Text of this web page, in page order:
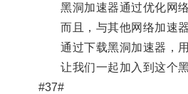
黑洞加速器通过优化网络
而且，与其他网络加速器
通过下载黑洞加速器，用
让我们一起加入到这个黑
#37#